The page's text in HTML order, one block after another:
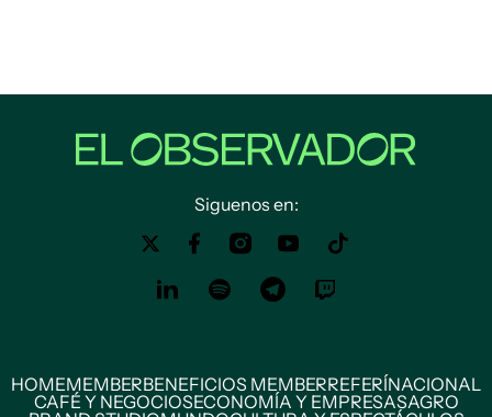
Siguenos en:
HOMEMEMBERBENEFICIOS MEMBERREFERÍNACIONAL
CAFÉ Y NEGOCIOSECONOMÍA Y EMPRESASAGRO